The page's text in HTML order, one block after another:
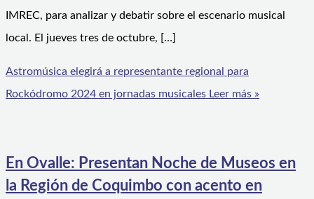
IMREC, para analizar y debatir sobre el escenario musical
local. El jueves tres de octubre, […]
Astromúsica elegirá a representante regional para
Rockódromo 2024 en jornadas musicales Leer más »
En Ovalle: Presentan Noche de Museos en
la Región de Coquimbo con acento en